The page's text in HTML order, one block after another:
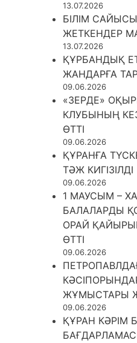
13.07.2026
БІЛІМ
ЖЕТКЕНДЕР
13.07.2026
ҚҰРБАНДЫҚ
ЖАНДАРҒА
09.06.2026
«ЗЕРДЕ»
КЛУБЫНЫҢ
ӨТТІ
09.06.2026
ҚҰРАНҒА
ТӘЖ КИГІЗІЛДІ
09.06.2026
1 МАУСЫМ –
БАЛАЛАРДЫ
ОРАЙ
ӨТТІ
09.06.2026
ЖҰМЫСТАРЫ
09.06.2026
ҚҰРАН КӘРІМ